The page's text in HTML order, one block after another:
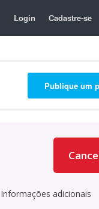
Login Cadastre-se
Publique um
Informações adicionais